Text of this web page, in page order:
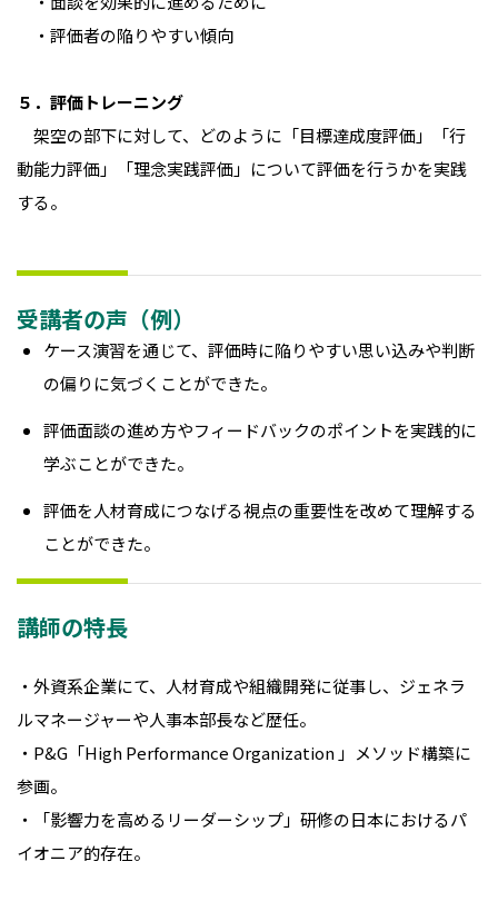
・評価者の陥りやすい傾向
５．評価トレーニング
架空の部下に対して、どのように「目標達成度評価」「行
動能力評価」「理念実践評価」について評価を行うかを実践
する。
受講者の声（例）
ケース演習を通じて、評価時に陥りやすい思い込みや判断
の偏りに気づくことができた。
評価面談の進め方やフィードバックのポイントを実践的に
学ぶことができた。
評価を人材育成につなげる視点の重要性を改めて理解する
ことができた。
講師の特長
・外資系企業にて、人材育成や組織開発に従事し、ジェネラ
ルマネージャーや人事本部長など歴任。
・P&G「High Performance Organization 」メソッド構築に
参画。
・「影響力を高めるリーダーシップ」研修の日本におけるパ
イオニア的存在。